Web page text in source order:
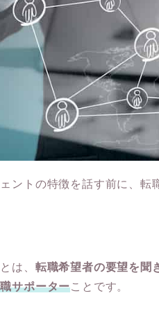
ントの特徴を話す前に、転
は、 転職希望者の要望を聞
サポーターことです。